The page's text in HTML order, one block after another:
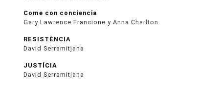
Come con conciencia
Gary Lawrence Francione y Anna Charlton
RESISTÈNCIA
David Serramitjana
JUSTÍCIA
David Serramitjana